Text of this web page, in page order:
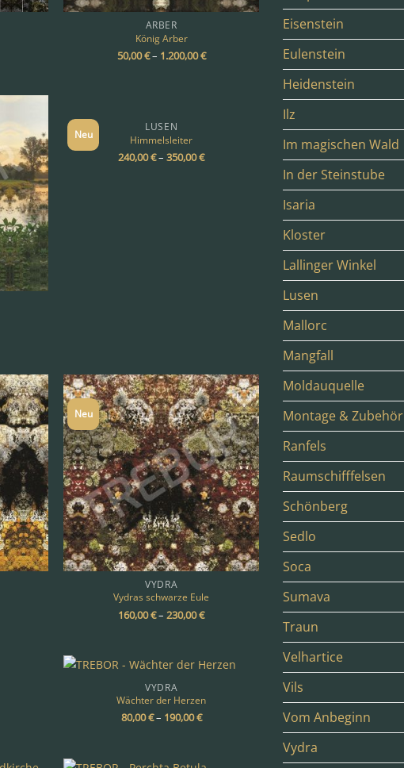
ARBER
König Arber
50,00€– 1.200,00€
Neu
LUSEN
Himmelsleiter
240,00€–350,00€
Neu
VYDRA
Vydras schwarze Eule
160,00€–230,00€
VYDRA
Wächter der Herzen
80,00€– 190,00€
Eisenstein
Eulenstein
Heidenstein
Ilz
Im magischen Wald
In der Steinstube
Isaria
Kloster
Lallinger Winkel
Lusen
Mallorc
Mangfall
Moldauquelle
Montage & Zubehör
Ranfels
Raumschifffelsen
Schönberg
Sedlo
Soca
Sumava
Traun
Velhartice
Vils
Vom Anbeginn
Vydra